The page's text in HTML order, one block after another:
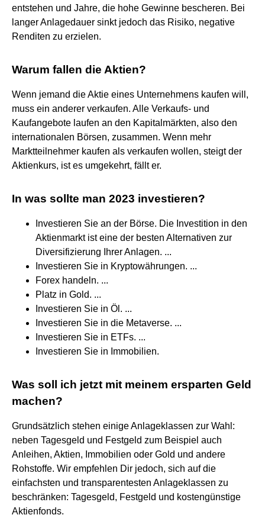
entstehen und Jahre, die hohe Gewinne bescheren. Bei
langer Anlagedauer sinkt jedoch das Risiko, negative
Renditen zu erzielen.
Warum fallen die Aktien?
Wenn jemand die Aktie eines Unternehmens kaufen will,
muss ein anderer verkaufen. Alle Verkaufs- und
Kaufangebote laufen an den Kapitalmärkten, also den
internationalen Börsen, zusammen. Wenn mehr
Marktteilnehmer kaufen als verkaufen wollen, steigt der
Aktienkurs, ist es umgekehrt, fällt er.
In was sollte man 2023 investieren?
Investieren Sie an der Börse. Die Investition in den
Aktienmarkt ist eine der besten Alternativen zur
Diversifizierung Ihrer Anlagen. ...
Investieren Sie in Kryptowährungen. ...
Forex handeln. ...
Platz in Gold. ...
Investieren Sie in Öl. ...
Investieren Sie in die Metaverse. ...
Investieren Sie in ETFs. ...
Investieren Sie in Immobilien.
Was soll ich jetzt mit meinem ersparten Geld
machen?
Grundsätzlich stehen einige Anlageklassen zur Wahl:
neben Tagesgeld und Festgeld zum Beispiel auch
Anleihen, Aktien, Immobilien oder Gold und andere
Rohstoffe. Wir empfehlen Dir jedoch, sich auf die
einfachsten und transparentesten Anlageklassen zu
beschränken: Tagesgeld, Festgeld und kostengünstige
Aktienfonds.